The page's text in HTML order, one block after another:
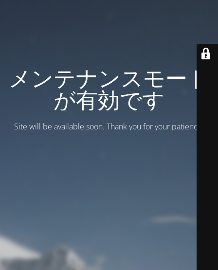
メンテナンスモード
が有効です
Site will be available soon. Thank you for your patience!